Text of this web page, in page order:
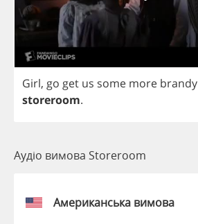
Girl, go get us some more brandy
storeroom.
Аудіо вимова Storeroom
Американська вимова